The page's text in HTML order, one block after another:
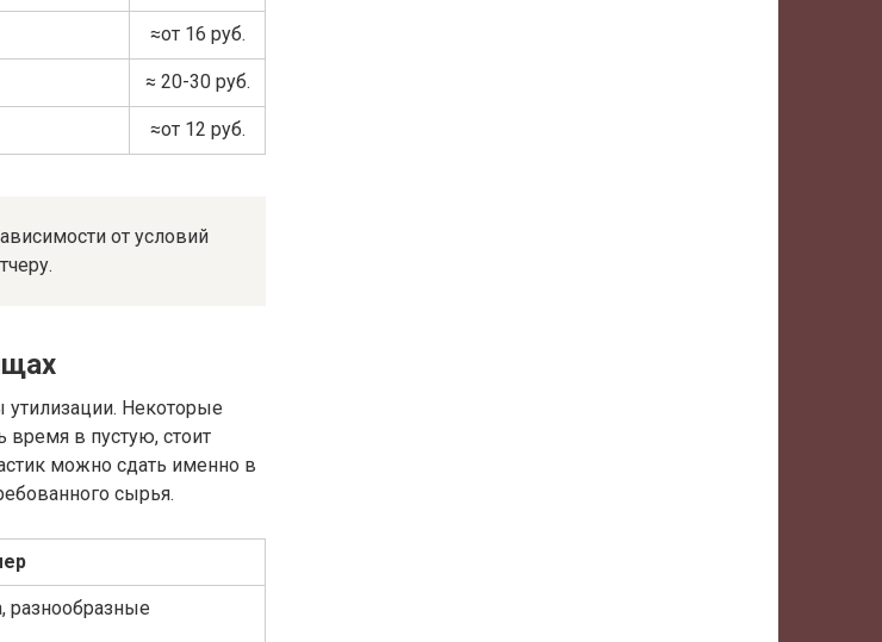
≈от 16 руб.
≈ 20-30 руб.
≈от 12 руб.
от условий
утилизации. Некоторые
время в пустую, стоит
можно сдать именно в
сырья.
разнообразные